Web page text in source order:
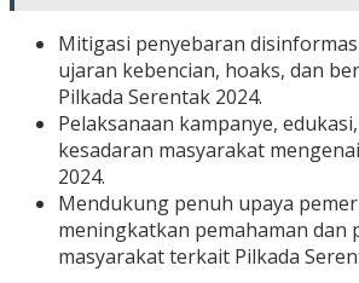
Mitigasi penyebaran
ujaran kebencian, hoaks, dan
Pilkada Serentak 2024.
Pelaksanaan kampanye,
kesadaran masyarakat
2024.
Mendukung penuh upaya
meningkatkan pemahaman dan
masyarakat terkait Pilkada